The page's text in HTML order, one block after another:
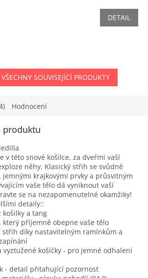
DETAIL
SOUVISEJÍCÍ PRODUKTY
Hodnocení
produktu
v této snové košilce, za dveřmi vaší
něhy. Klasický střih se svůdně
jemnými krajkovými prvky a průsvitným
vaše tělo dá vyniknout vaší
se na nezapomenutelné okamžiky!
detaily::
košilky a tang
který příjemně obepne vaše tělo
střih díky nastavitelným ramínkům a
vyztužené košíčky - pro jemné odhalení
- detail přitahující pozornost